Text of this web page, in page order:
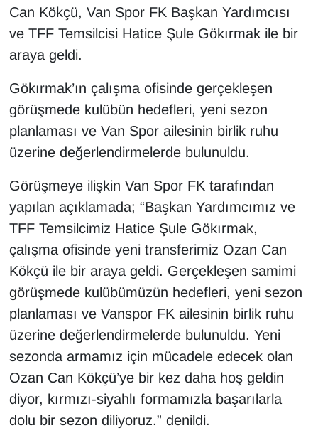
Can Kökçü, Van Spor FK Başkan Yardımcısı
ve TFF Temsilcisi Hatice Şule Gökırmak ile bir
araya geldi.
Gökırmak’ın çalışma ofisinde gerçekleşen
görüşmede kulübün hedefleri, yeni sezon
planlaması ve Van Spor ailesinin birlik ruhu
üzerine değerlendirmelerde bulunuldu.
Görüşmeye ilişkin Van Spor FK tarafından
yapılan açıklamada; “Başkan Yardımcımız ve
TFF Temsilcimiz Hatice Şule Gökırmak,
çalışma ofisinde yeni transferimiz Ozan Can
Kökçü ile bir araya geldi. Gerçekleşen samimi
görüşmede kulübümüzün hedefleri, yeni sezon
planlaması ve Vanspor FK ailesinin birlik ruhu
üzerine değerlendirmelerde bulunuldu. Yeni
sezonda armamız için mücadele edecek olan
Ozan Can Kökçü’ye bir kez daha hoş geldin
diyor, kırmızı-siyahlı formamızla başarılarla
dolu bir sezon diliyoruz.” denildi.
Kültür & Sanat
KURDÎ
MAGAZİN
MEDYA
POLİTİKA
Resmi İlanlar
RÖPORTAJ
SAĞLIK
Seri İlan
Sinema - TV
SİYASET